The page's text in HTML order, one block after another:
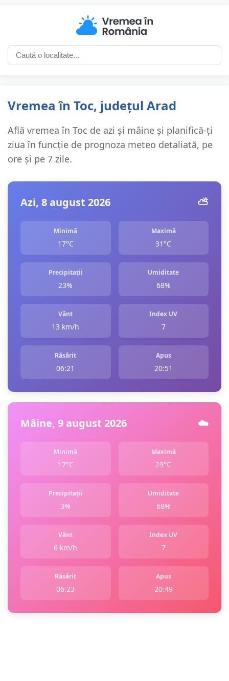
Vremea în Toc, județul Arad
Află vremea în Toc de azi și mâine și planifică-ți
ziua în funcție de prognoza meteo detaliată, pe
ore și pe 7 zile.
Azi, 8 august 2026 ⛅️
Minimă
17°C
Maximă
31°C
Precipitații
23%
Umiditate
68%
Vânt
13 km/h
Index UV
7
Răsărit
06:21
Apus
20:51
Mâine, 9 august 2026 ☁️
Minimă
17°C
Maximă
29°C
Precipitații
3%
Umiditate
68%
Vânt
6 km/h
Index UV
7
Răsărit
06:23
Apus
20:49